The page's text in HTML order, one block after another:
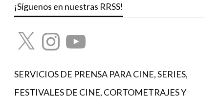
¡Síguenos en nuestras RRSS!
X InstagramYouTube
SERVICIOS DE PRENSA PARA CINE, SERIES,
FESTIVALES DE CINE, CORTOMETRAJES Y